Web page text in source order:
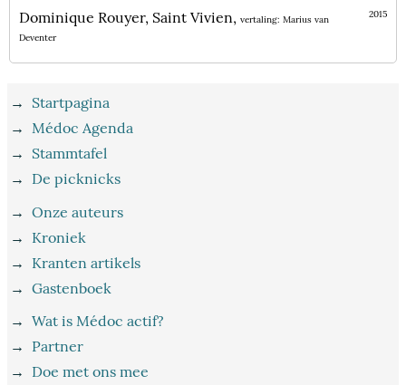
2015
Dominique Rouyer, Saint Vivien,vertaling: Marius van
Deventer
→ Startpagina
→Médoc Agenda
→ Stammtafel
→ De picknicks
→Onze auteurs
→ Kroniek
→ Kranten artikels
→Gastenboek
→Wat is Médoc actif?
→ Partner
→ Doe met ons mee